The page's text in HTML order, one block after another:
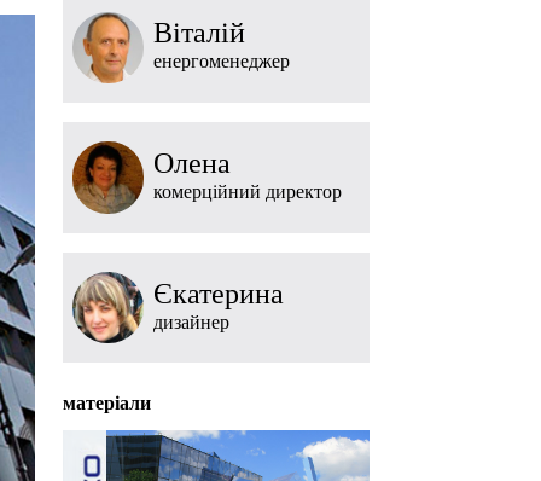
Віталій
енергоменеджер
Олена
комерційний директор
Єкатерина
дизайнер
матеріали